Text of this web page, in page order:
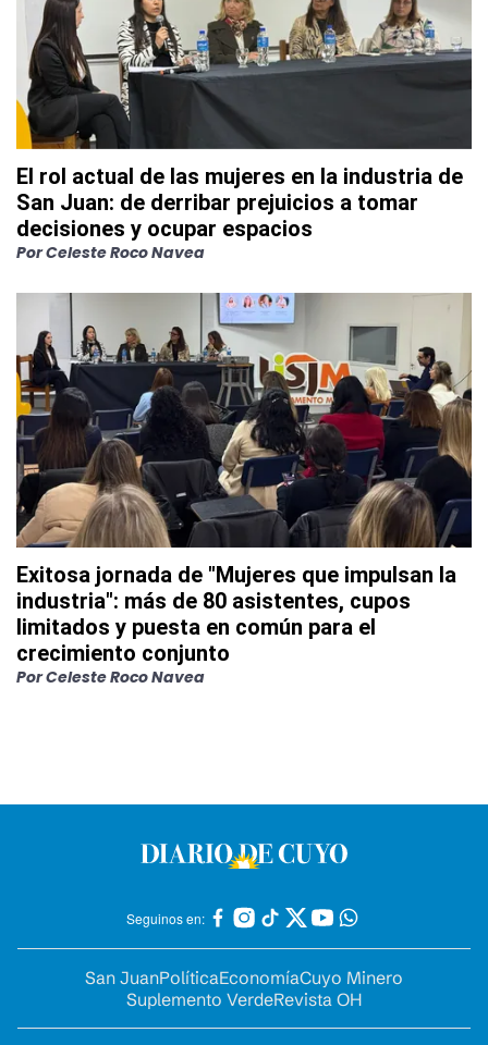
El rol actual de las mujeres en la industria de
San Juan: de derribar prejuicios a tomar
decisiones y ocupar espacios
PorCeleste Roco Navea
Exitosa jornada de "Mujeres que impulsan la
industria": más de 80 asistentes, cupos
limitados y puesta en común para el
crecimiento conjunto
PorCeleste Roco Navea
Seguinos en:
San JuanPolíticaEconomíaCuyo Minero
Suplemento VerdeRevista OH